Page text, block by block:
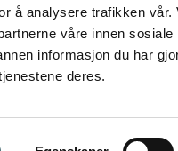
å analysere trafikken
våre innen
informasjon du har
deres.